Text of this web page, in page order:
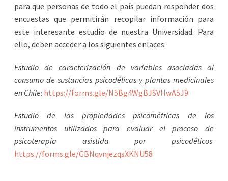
para que personas de todo el país puedan responder dos
encuestas que permitirán recopilar información para
este interesante estudio de nuestra Universidad. Para
ello, deben acceder a los siguientes enlaces:
Estudio de caracterización de variables asociadas al
consumo de sustancias psicodélicas y plantas medicinales
en Chile: https://forms.gle/N5Bg4WgBJSVHwA5J9
Estudio de las propiedades psicométricas de los
instrumentos utilizados para evaluar el proceso de
psicoterapia asistida por psicodélicos:
https://forms.gle/GBNqvnjezqsXKNU58